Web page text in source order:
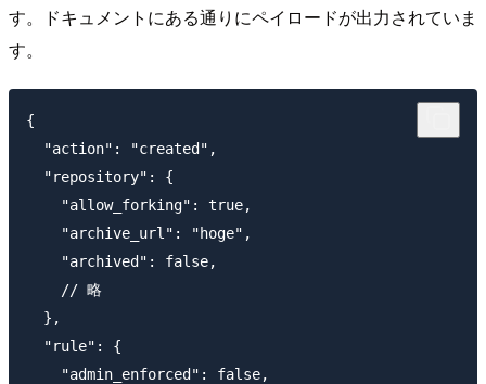
す。ドキュメントにある通りにペイロードが出力されていま
す。
{
  "action": "created",
  "repository": {
    "allow_forking": true,
    "archive_url": "hoge",
    "archived": false,
    // 略
  },
  "rule": {
    "admin_enforced": false,